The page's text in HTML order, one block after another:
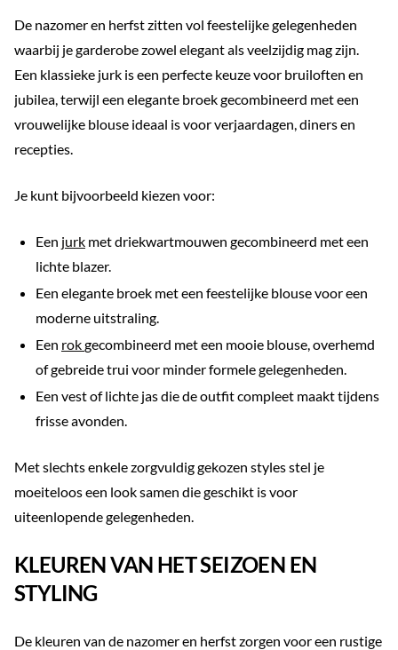
De nazomer en herfst zitten vol feestelijke gelegenheden
waarbij je garderobe zowel elegant als veelzijdig mag zijn.
Een klassieke jurk is een perfecte keuze voor bruiloften en
jubilea, terwijl een elegante broek gecombineerd met een
vrouwelijke blouse ideaal is voor verjaardagen, diners en
recepties.
Je kunt bijvoorbeeld kiezen voor:
Een jurk met driekwartmouwen gecombineerd met een
lichte blazer.
Een elegante broek met een feestelijke blouse voor een
moderne uitstraling.
Een rokgecombineerd met een mooie blouse, overhemd
of gebreide trui voor minder formele gelegenheden.
Een vest of lichte jas die de outfit compleet maakt tijdens
frisse avonden.
Met slechts enkele zorgvuldig gekozen styles stel je
moeiteloos een look samen die geschikt is voor
uiteenlopende gelegenheden.
KLEUREN VAN HET SEIZOEN EN
STYLING
De kleuren van de nazomer en herfst zorgen voor een rustige